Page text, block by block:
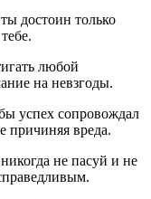
достоин только
любой
на невзгоды.
успех сопровождал
причиняя вреда.
не пасуй и не